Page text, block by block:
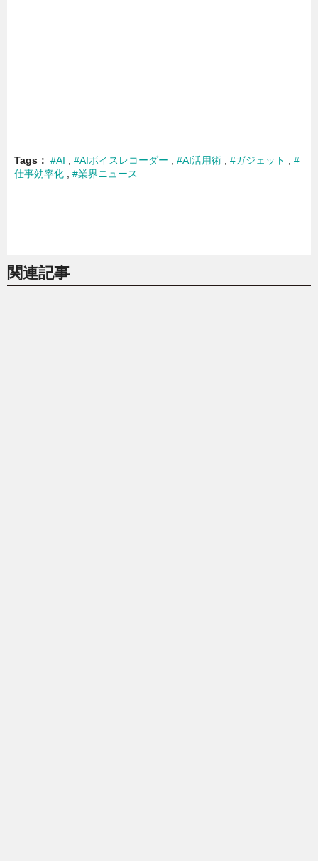
Tags #AI #AIボイスレコーダー #AI活用術 #ガジェット
#
仕事効率化
#業界ニュース
関連記事